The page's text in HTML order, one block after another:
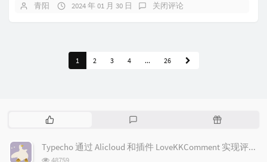
青阳 2024 年 01 月 30 日 关闭评论
1 2 3 4 ... 26
热
文
章
评
随
文
Typecho 通过 Alicloud 和插件 LoveKKComment 实现评论邮件通知
浏
48759